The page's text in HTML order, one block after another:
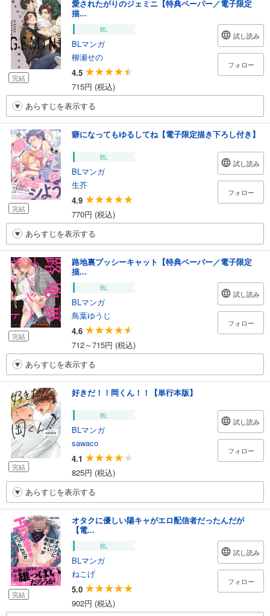
完結
愛されたがりのジェミニ【特典ペーパー／電子限定
描...
BL
BLマンガ
柳瀬せの
4.5
715円 (税込)
試し読み
フォロー
あらすじを表示する
完結
癖になってもゆるしてね【電子限定描き下ろし付き】
BL
BLマンガ
生芥
4.9
770円 (税込)
試し読み
フォロー
あらすじを表示する
完結
路地裏プッシーキャット【特典ペーパー／電子限定
描...
BL
BLマンガ
鳥葉ゆうじ
4.6
712～715円 (税込)
試し読み
フォロー
あらすじを表示する
完結
好きだ！！岡くん！！【単行本版】
BL
BLマンガ
sawaco
4.1
825円 (税込)
試し読み
フォロー
あらすじを表示する
完結
オタクに優しい陽キャがエロ配信者だったんだが
【電...
BL
BLマンガ
ねこげ
5.0
902円 (税込)
試し読み
フォロー